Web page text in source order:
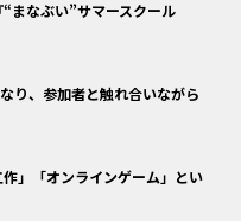
まなぶい”サマースクール
り、参加者と触れ合いながら
」「オンラインゲーム」とい